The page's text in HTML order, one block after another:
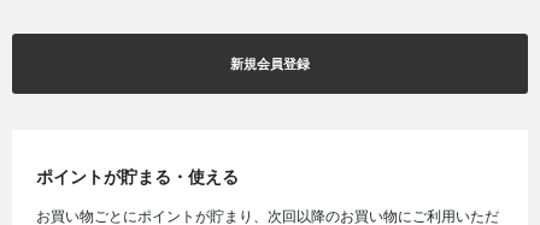
新規会員登録
ポイントが貯まる・使える
お買い物ごとにポイントが貯まり、次回以降のお買い物にご利用いただ